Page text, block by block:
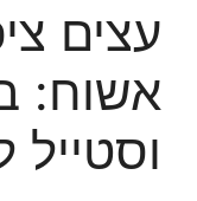
עצים
אשוח:
וסטייל